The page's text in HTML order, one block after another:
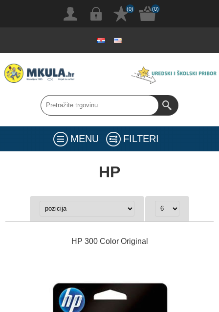
(0) (0)
MENU FILTERI
HP
HP 300 Color Original